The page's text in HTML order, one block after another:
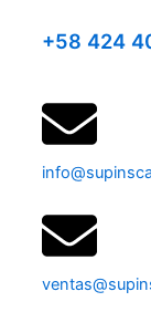
+58 424